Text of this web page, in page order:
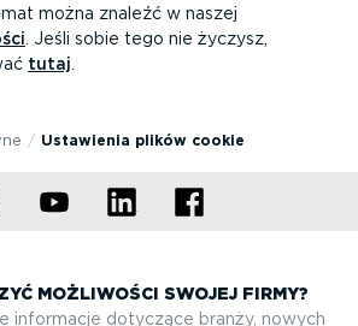
można znaleźć w naszej
. Jeśli sobie tego nie życzysz,
tutaj.
Ustawienia plików cookie
MOŻLIWOŚCI SWOJEJ FIRMY?
informacje dotyczące branży, nowych